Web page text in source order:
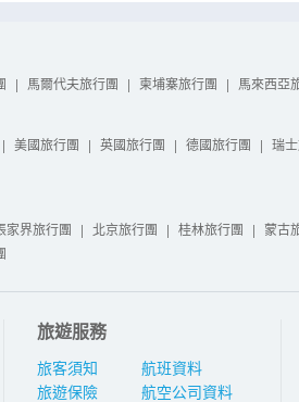
| 馬爾代夫旅行團 | 柬埔寨旅行團 | 馬來西亞
| 美國旅行團 | 英國旅行團 | 德國旅行團 | 瑞
家界旅行團 | 北京旅行團 | 桂林旅行團 | 蒙古
旅遊服務
旅客須知
旅遊保險
航班資料
航空公司資料